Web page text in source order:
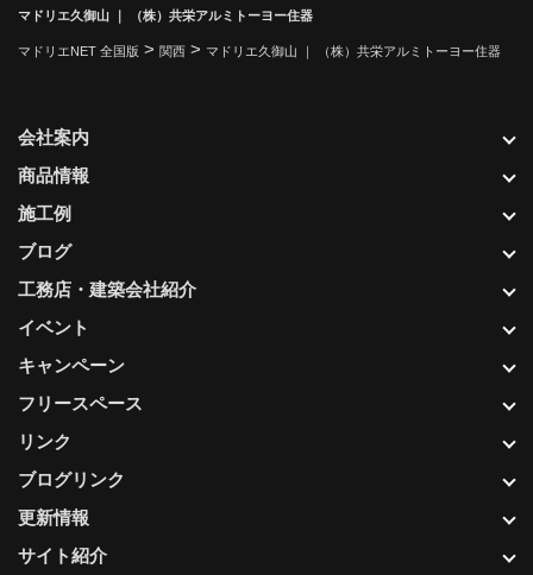
マドリエ久御山 ｜ （株）共栄アルミトーヨー住器
マドリエNET 全国版 > 関西 > マドリエ久御山 ｜ （株）共栄アルミトーヨー住器
更新情報
サイト紹介
会社案内
商品情報
施工例
ブログ
工務店・建築会社紹介
イベント
キャンペーン
フリースペース
リンク
ブログリンク